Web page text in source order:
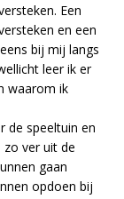
Een
en een
bij mij langs
leer ik er
waarom ik
de speeltuin en
zo ver uit de
gaan
opdoen bij